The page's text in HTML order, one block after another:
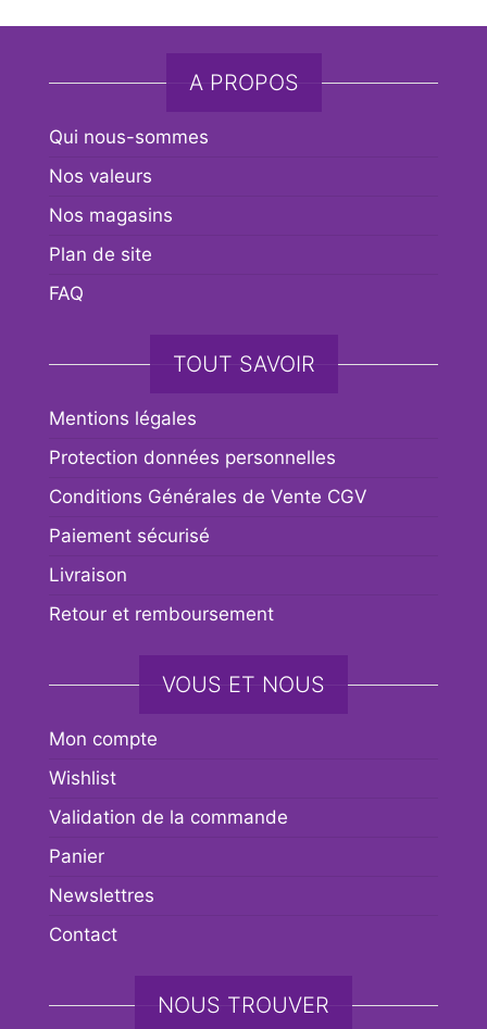
A PROPOS
Qui nous-sommes
Nos valeurs
Nos magasins
Plan de site
FAQ
TOUT SAVOIR
Mentions légales
Protection données personnelles
Conditions Générales de Vente CGV
Paiement sécurisé
Livraison
Retour et remboursement
VOUS ET NOUS
Mon compte
Wishlist
Validation de la commande
Panier
Newslettres
Contact
NOUS TROUVER